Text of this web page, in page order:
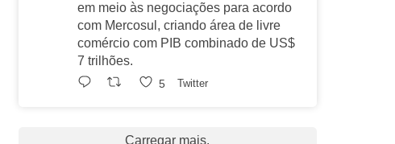
em meio às negociações para acordo
com Mercosul, criando área de livre
comércio com PIB combinado de US$
7 trilhões.
5 Twitter
Carregar mais.